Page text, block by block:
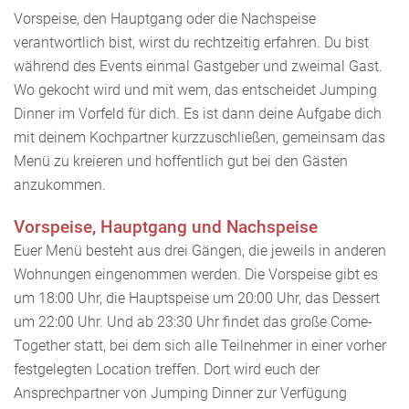
Vorspeise, den Hauptgang oder die Nachspeise
verantwortlich bist, wirst du rechtzeitig erfahren. Du bist
während des Events einmal Gastgeber und zweimal Gast.
Wo gekocht wird und mit wem, das entscheidet Jumping
Dinner im Vorfeld für dich. Es ist dann deine Aufgabe dich
mit deinem Kochpartner kurzzuschließen, gemeinsam das
Menü zu kreieren und hoffentlich gut bei den Gästen
anzukommen.
Vorspeise, Hauptgang und Nachspeise
Euer Menü besteht aus drei Gängen, die jeweils in anderen
Wohnungen eingenommen werden. Die Vorspeise gibt es
um 18:00 Uhr, die Hauptspeise um 20:00 Uhr, das Dessert
um 22:00 Uhr. Und ab 23:30 Uhr findet das große Come-
Together statt, bei dem sich alle Teilnehmer in einer vorher
festgelegten Location treffen. Dort wird euch der
Ansprechpartner von Jumping Dinner zur Verfügung